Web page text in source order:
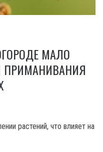
МАЛО
растений, что влияет на